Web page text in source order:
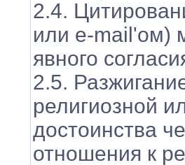
2.4.
или e-mail'ом)
явного
2.5.
религиозной
достоинства
отношения к